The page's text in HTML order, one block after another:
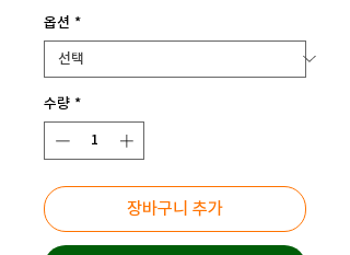
옵션 *
수량 *
장바구니 추가